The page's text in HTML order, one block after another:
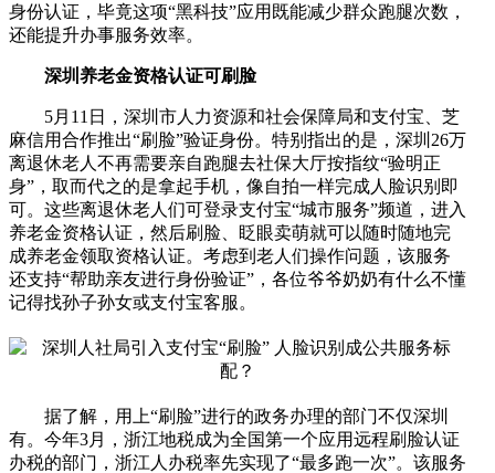
身份认证，毕竟这项“黑科技”应用既能减少群众跑腿次数，
还能提升办事服务效率。
深圳养老金资格认证可刷脸
5月11日，深圳市人力资源和社会保障局和支付宝、芝
麻信用合作推出“刷脸”验证身份。特别指出的是，深圳26万
离退休老人不再需要亲自跑腿去社保大厅按指纹“验明正
身”，取而代之的是拿起手机，像自拍一样完成人脸识别即
可。这些离退休老人们可登录支付宝“城市服务”频道，进入
养老金资格认证，然后刷脸、眨眼卖萌就可以随时随地完
成养老金领取资格认证。考虑到老人们操作问题，该服务
还支持“帮助亲友进行身份验证”，各位爷爷奶奶有什么不懂
记得找孙子孙女或支付宝客服。
据了解，用上“刷脸”进行的政务办理的部门不仅深圳
有。今年3月，浙江地税成为全国第一个应用远程刷脸认证
办税的部门，浙江人办税率先实现了“最多跑一次”。该服务